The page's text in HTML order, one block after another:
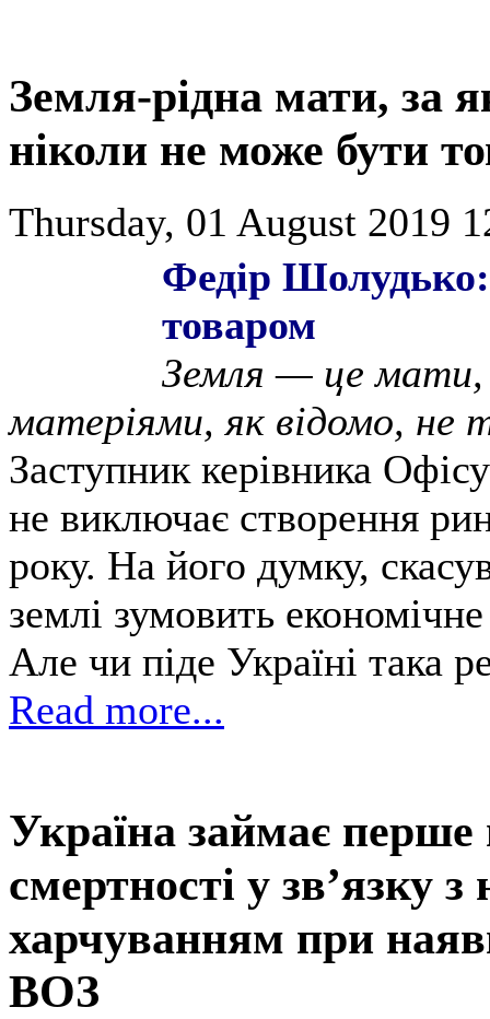
Земля-рідна мати, за
ніколи не може бути
Thursday, 01 August 2019
Федір
товаром
Земля — це мати,
матеріями, як відомо, не
Заступник керівника
не виключає створення
року. На його думку,
землі зумовить
Але чи піде Україні така
Read more...
Україна займає перше
смертності у зв’язку
харчуванням при
ВОЗ